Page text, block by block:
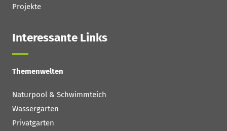
Projekte
Interessante Links
Themenwelten
Naturpool & Schwimmteich
Wassergarten
Privatgarten